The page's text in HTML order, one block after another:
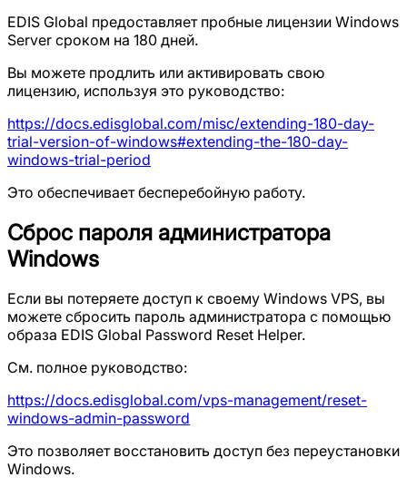
EDIS Global предоставляет пробные лицензии Windows
Server сроком на 180 дней.
Вы можете продлить или активировать свою
лицензию, используя это руководство:
https://docs.edisglobal.com/misc/extending-180-day-
trial-version-of-windows#extending-the-180-day-
windows-trial-period
Это обеспечивает бесперебойную работу.
Сброс пароля администратора
Windows
Если вы потеряете доступ к своему Windows VPS, вы
можете сбросить пароль администратора с помощью
образа EDIS Global Password Reset Helper.
См. полное руководство:
https://docs.edisglobal.com/vps-management/reset-
windows-admin-password
Это позволяет восстановить доступ без переустановки
Windows.